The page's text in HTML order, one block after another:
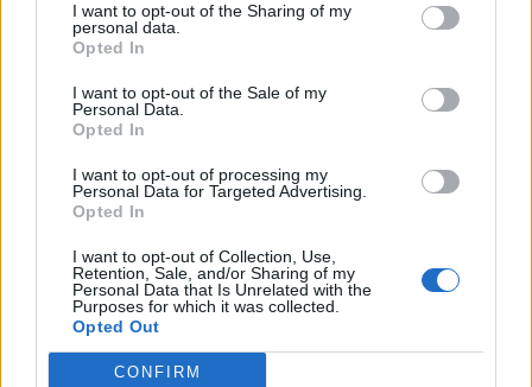
I want to opt-out of the Sharing of my
personal data.
Opted In
I want to opt-out of the Sale of my
Personal Data.
Opted In
I want to opt-out of processing my
Personal Data for Targeted Advertising.
Opted In
I want to opt-out of Collection, Use,
Retention, Sale, and/or Sharing of my
Personal Data that Is Unrelated with the
Purposes for which it was collected.
Opted Out
CONFIRM
SZÉKELYHON
Tömegverekedés lett a szűk
mezőgazdasági úti vitából Csatószegen
Kórházba szállítottak több embert, mezőgazdasági
munkagépek rongálódtak meg, és ideiglenes védelmi